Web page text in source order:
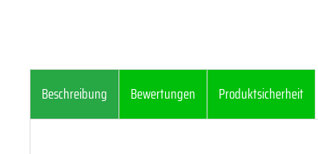
Beschreibung Bewertungen Produktsicherheit